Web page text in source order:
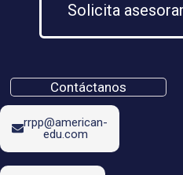
Solicita
Contáctanos
rrpp@american-
edu.com